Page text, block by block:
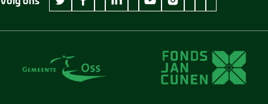
twitter Museum Jan Cunen
facebook Museum Jan Cunen
linkedin Museum Jan Cunen
youtube Museum Jan Cunen
instagram Museum